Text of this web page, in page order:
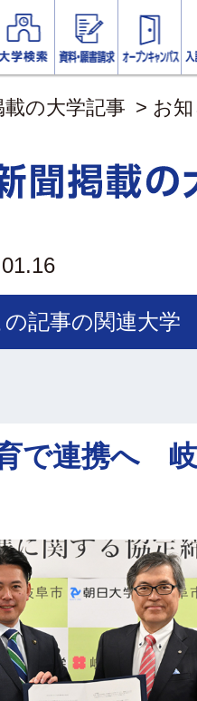
の大学記事 > お
の記事の関連大学
で連携へ